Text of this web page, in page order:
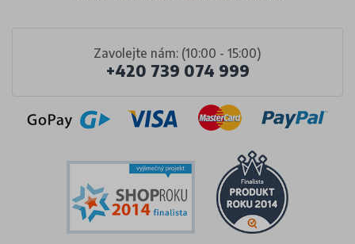
Zavolejte nám: (10:00 - 15:00)
+420 739 074 999